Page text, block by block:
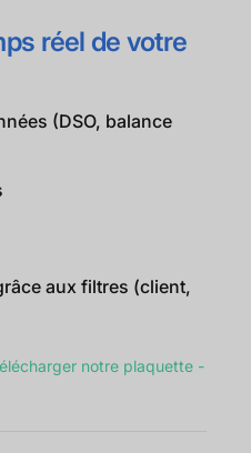
réel de votre
(DSO, balance
aux filtres (client,
notre plaquette -